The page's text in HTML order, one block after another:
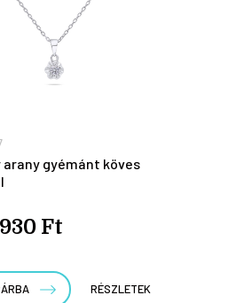
arany gyémánt köves
Ft
RÉSZLETEK